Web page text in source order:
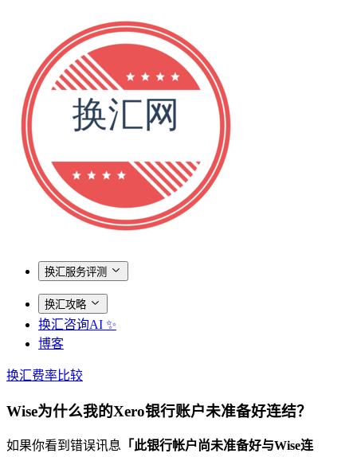
换汇服务评测
换汇攻略
换汇咨询AI ✨
博客
换汇费率比较
Wise为什么我的Xero银行账户未准备好连结？
如果你看到错误讯息 「此银行帐户尚未准备好与Wise连